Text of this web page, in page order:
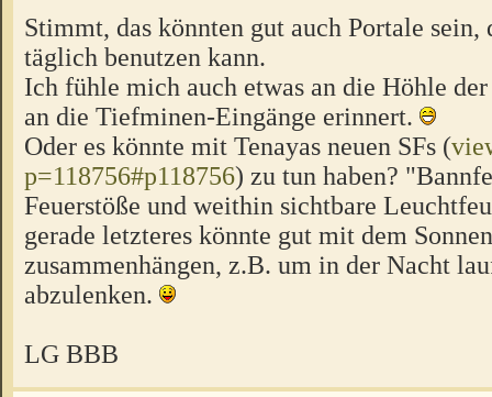
Stimmt, das könnten gut auch Portale sein,
täglich benutzen kann.
Ich fühle mich auch etwas an die Höhle
an die Tiefminen-Eingänge erinnert.
Oder es könnte mit Tenayas neuen SFs (
p=118756#p118756) zu tun haben?
Feuerstöße und weithin sichtbare
gerade letzteres könnte gut mit dem
zusammenhängen, z.B. um in der Nacht
abzulenken.
LG BBB